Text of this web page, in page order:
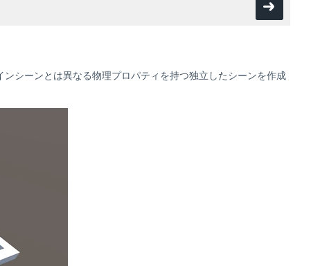
シーンとは異なる物理プロパティを持つ独立したシーンを作成